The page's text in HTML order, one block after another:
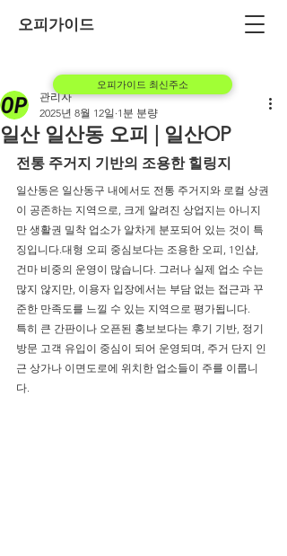
오피가이드
일산 일산동 오피 | 일산OP
관리자
2025년 8월 12일 1분 분량
전통 주거지 기반의 조용한 힐링지
일산동은 일산동구 내에서도 전통 주거지와 로컬 상권
이 공존하는 지역으로, 크게 알려진 상업지는 아니지
만 생활권 밀착 업소가 알차게 분포되어 있는 것이 특
징입니다.대형 오피 중심보다는 조용한 오피, 1인샵,
건마 비중의 운영이 많습니다. 그러나 실제 업소 수는
많지 않지만, 이용자 입장에서는 부담 없는 접근과 꾸
준한 만족도를 느낄 수 있는 지역으로 평가됩니다.
특히 큰 간판이나 오픈된 홍보보다는 후기 기반, 정기
방문 고객 유입이 중심이 되어 운영되며, 주거 단지 인
근 상가나 이면도로에 위치한 업소들이 주를 이룹니
다.
오피가이드 최신주소